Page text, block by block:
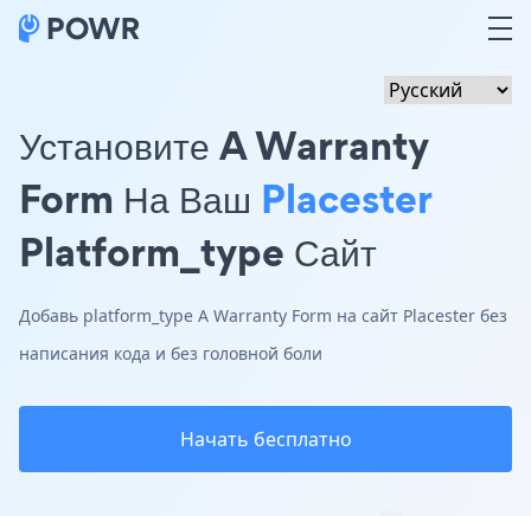
Установите A Warranty
Form На Ваш Placester
Platform_type Сайт
Добавь platform_type A Warranty Form на сайт Placester без
написания кода и без головной боли
Начать бесплатно